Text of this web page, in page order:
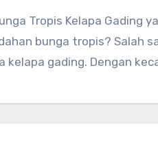
Tropis Kelapa Gading
bunga tropis? Salah
kelapa gading. Dengan